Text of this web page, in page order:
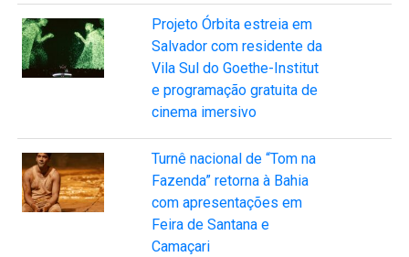
Projeto Órbita estreia em
Salvador com residente da
Vila Sul do Goethe-Institut
e programação gratuita de
cinema imersivo
Turnê nacional de “Tom na
Fazenda” retorna à Bahia
com apresentações em
Feira de Santana e
Camaçari